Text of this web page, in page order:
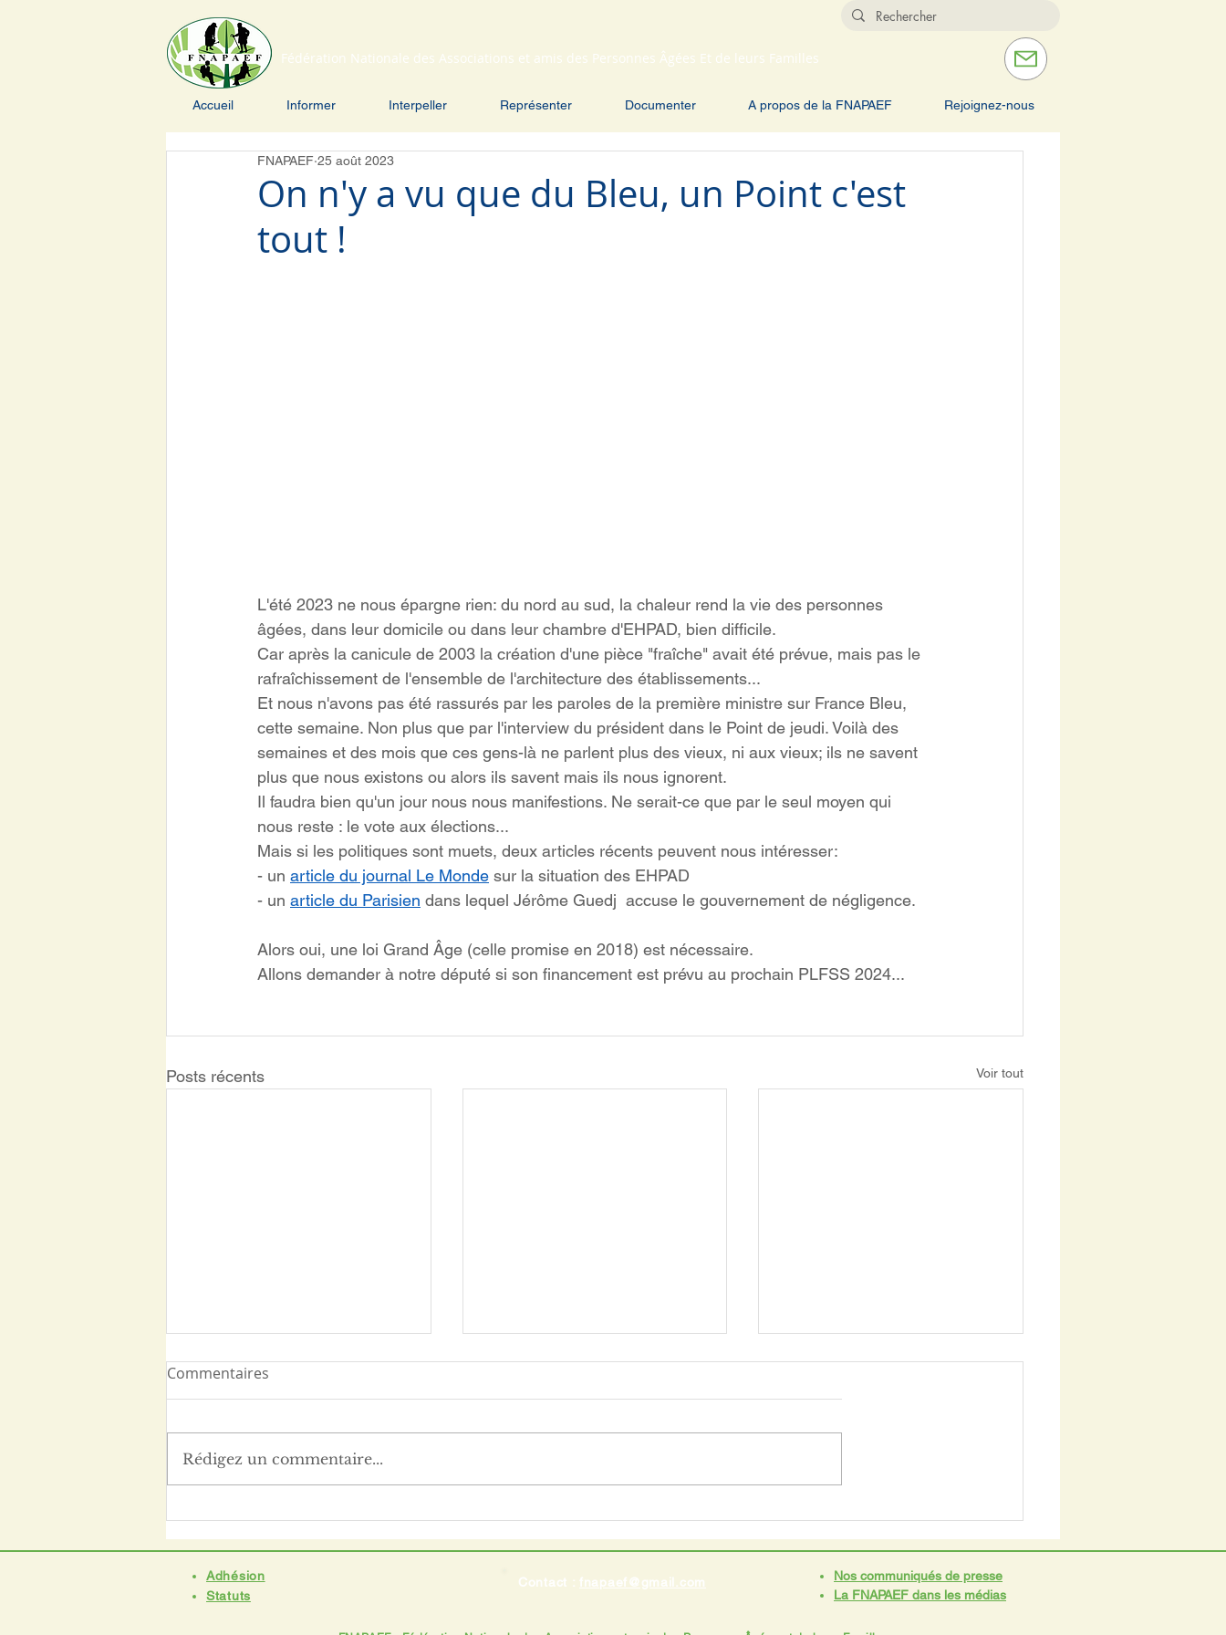
Fédération Nationale des Associations et amis des Personnes Âgées Et de leurs Familles
Accueil Informer Interpeller Représenter Documenter A propos de la FNAPAEF Rejoignez-nous
On n'y a vu que du Bleu, un Point c'est
tout !
FNAPAEF 25 août 2023
L'été 2023 ne nous épargne rien: du nord au sud, la chaleur rend la vie des personnes
âgées, dans leur domicile ou dans leur chambre d'EHPAD, bien difficile.
Car après la canicule de 2003 la création d'une pièce "fraîche" avait été prévue, mais pas le
rafraîchissement de l'ensemble de l'architecture des établissements...
Et nous n'avons pas été rassurés par les paroles de la première ministre sur France Bleu,
cette semaine. Non plus que par l'interview du président dans le Point de jeudi. Voilà des
semaines et des mois que ces gens-là ne parlent plus des vieux, ni aux vieux; ils ne savent
plus que nous existons ou alors ils savent mais ils nous ignorent.
Il faudra bien qu'un jour nous nous manifestions. Ne serait-ce que par le seul moyen qui
nous reste : le vote aux élections...
Mais si les politiques sont muets, deux articles récents peuvent nous intéresser:
- un article du journal Le Monde sur la situation des EHPAD
- un article du Parisien dans lequel Jérôme Guedj  accuse le gouvernement de négligence.
Alors oui, une loi Grand Âge (celle promise en 2018) est nécessaire.
Allons demander à notre député si son financement est prévu au prochain PLFSS 2024...
Posts récents Voir tout
Autonomie... !
36ème congrès de l'Uniopss
de recevoir des visites en
EHPAD
Commentaires
Rédigez un commentaire...
Adhésion
Statuts
Contact :fnapaef@gmail.com
Nos communiqués de presse
La FNAPAEF dans les médias